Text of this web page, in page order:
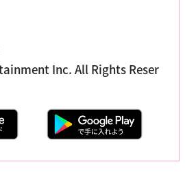
Inc. All Rights Reser